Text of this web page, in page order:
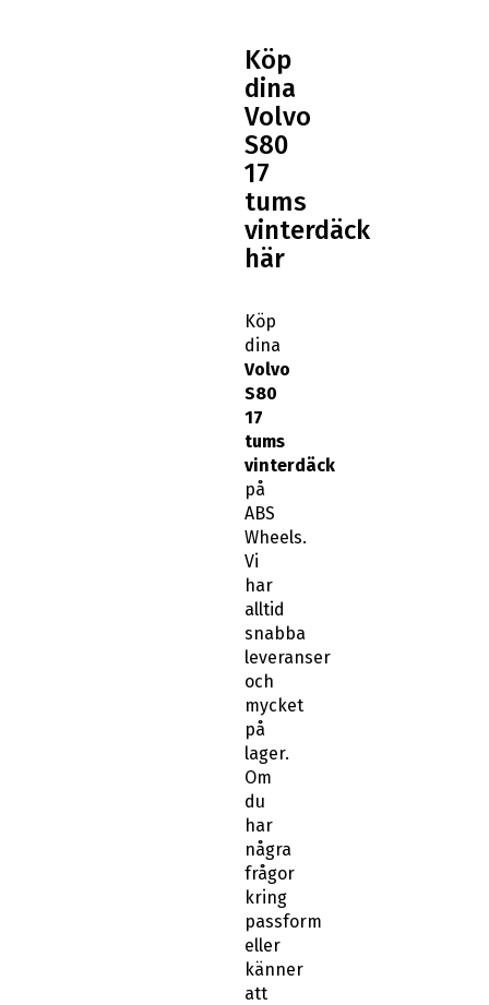
Köp
dina
Volvo
S80
17
tums
vinterdäck
här
Köp
dina
Volvo
S80
17
tums
vinterdäck
på
ABS
Wheels.
Vi
har
alltid
snabba
leveranser
och
mycket
på
lager.
Om
du
har
några
frågor
kring
passform
eller
känner
att